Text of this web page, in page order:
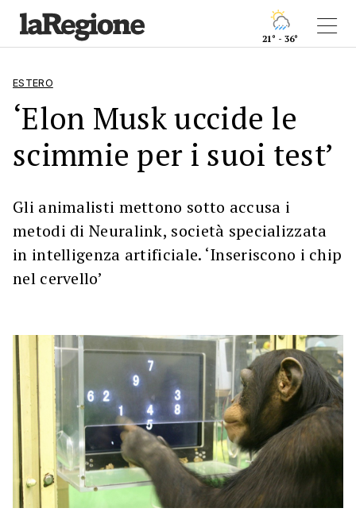
21° - 36°
ESTERO
‘Elon Musk uccide le
scimmie per i suoi test’
Gli animalisti mettono sotto accusa i
metodi di Neuralink, società specializzata
in intelligenza artificiale. ‘Inseriscono i chip
nel cervello’